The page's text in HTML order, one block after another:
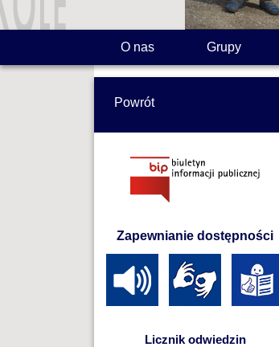
O nas Grupy
Powrót
Zapewnianie dostępności
Licznik odwiedzin